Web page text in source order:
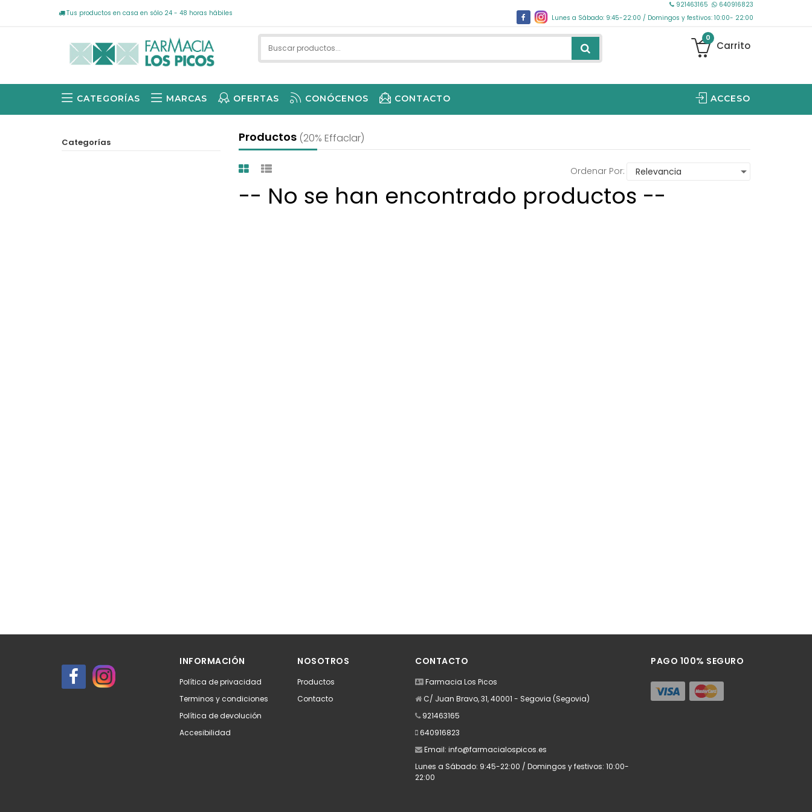
Tus productos en casa en sólo 24 - 48 horas hábiles
921463165
640916823
Lunes a Sábado: 9:45-22:00 / Domingos y festivos: 10:00- 22:00
0
Carrito
CATEGORÍAS MARCAS OFERTAS CONÓCENOS CONTACTO ACCESO
Productos (20% Effaclar)
Ordenar Por:
-- No se han encontrado productos --
Categorías
INFORMACIÓN
Política de privacidad
Terminos y condiciones
Política de devolución
Accesibilidad
NOSOTROS
Productos
Contacto
CONTACTO
Farmacia Los Picos
C/ Juan Bravo, 31, 40001 - Segovia (Segovia)
921463165
640916823
Email: info@farmacialospicos.es
Lunes a Sábado: 9:45-22:00 / Domingos y festivos: 10:00-
22:00
PAGO 100% SEGURO